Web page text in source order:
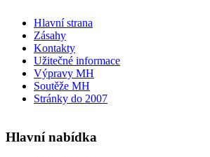
Hlavní strana
Zásahy
Kontakty
Užitečné informace
Výpravy MH
Soutěže MH
Stránky do 2007
Hlavní nabídka